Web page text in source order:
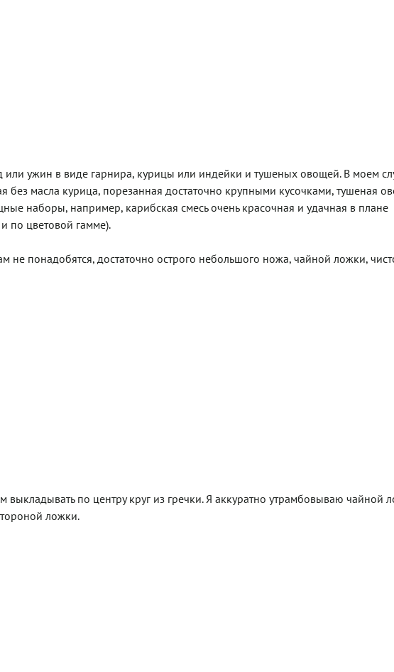
ужин в виде гарнира, курицы или индейки и тушеных овощей. В моем
без масла курица, порезанная достаточно крупными кусочками, тушеная
наборы, например, карибская смесь очень красочная и удачная в плане
по цветовой гамме).
не понадобятся, достаточно острого небольшого ножа, чайной ложки,
выкладывать по центру круг из гречки. Я аккуратно утрамбовываю чайной
ложки.